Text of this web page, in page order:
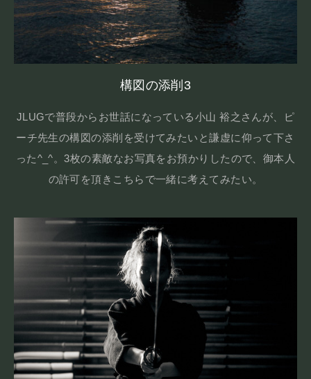
構図の添削3
JLUGで普段からお世話になっている小山 裕之さんが、ピ
ーチ先生の構図の添削を受けてみたいと謙虚に仰って下さ
った^_^。3枚の素敵なお写真をお預かりしたので、御本人
の許可を頂きこちらで一緒に考えてみたい。